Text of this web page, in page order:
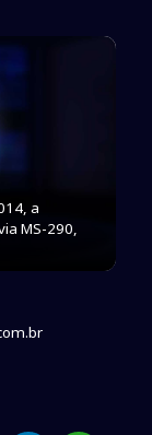
a
MS-290,